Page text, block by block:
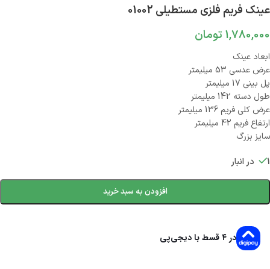
عینک فریم فلزی مستطیلی 01002
1,780,000 تومان
ابعاد عینک
عرض عدسی 53 میلیمتر
پل بینی 17 میلیمتر
طول دسته 142 میلیمتر
عرض کلی فریم 136 میلیمتر
ارتفاع فریم 42 میلیمتر
سایز بزرگ
1 در انبار
افزودن به سبد خرید
در ۴ قسط با دیجی‌پی